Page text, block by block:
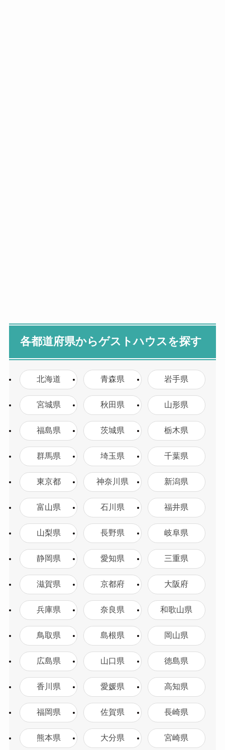
各都道府県からゲストハウスを探す
北海道 青森県 岩手県
宮城県 秋田県 山形県
福島県 茨城県 栃木県
群馬県 埼玉県 千葉県
東京都 神奈川県 新潟県
富山県 石川県 福井県
山梨県 長野県 岐阜県
静岡県 愛知県 三重県
滋賀県 京都府 大阪府
兵庫県 奈良県 和歌山県
鳥取県 島根県 岡山県
広島県 山口県 徳島県
香川県 愛媛県 高知県
福岡県 佐賀県 長崎県
熊本県 大分県 宮崎県